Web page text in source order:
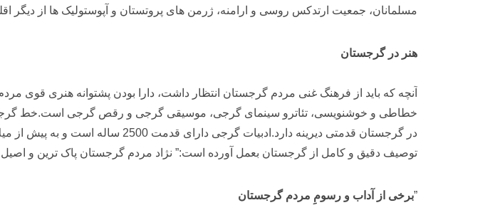
مسلمانان، جمعیت ارتدکس روسی و ارامنه، ژرمن های پروتستان و آپوستولیک ها از
هنر در گرجستان
آنچه که باید از فرهنگ غنی مردم گرجستان انتظار داشت، دارا بودن پشتوانه هنری قوی
در گرجستان قدمتی دیرینه
توصیف دقیق و کامل از گرجستان بعمل آورده است:” نژاد مردم گرجستان پاک ترین و
”برخی از آداب و رسومِ مردم گرجستان